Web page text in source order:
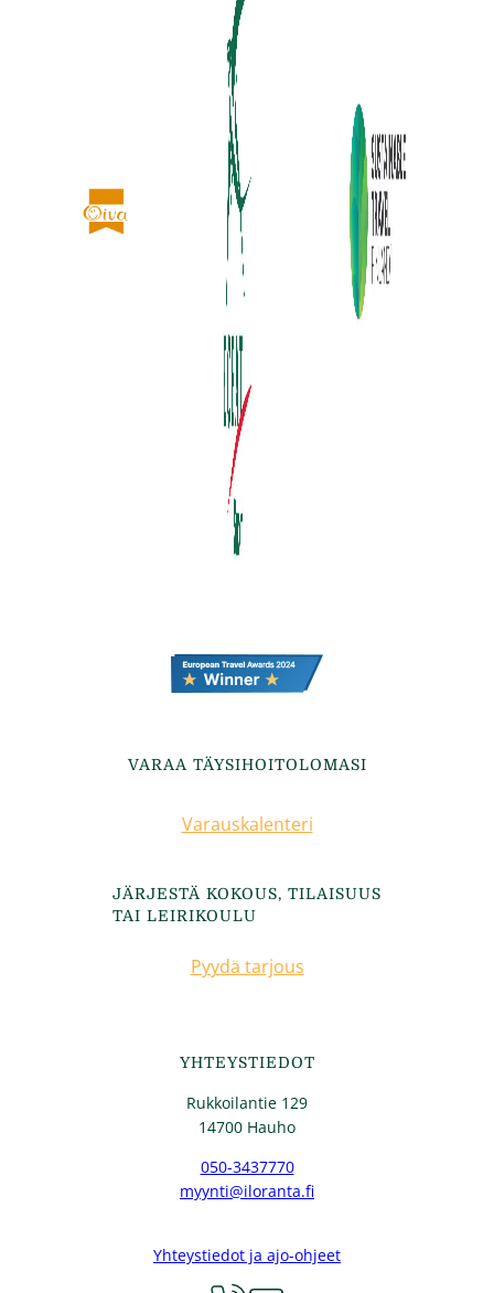
VARAA TÄYSIHOITOLOMASI
Varauskalenteri
JÄRJESTÄ KOKOUS, TILAISUUS
TAI LEIRIKOULU
Pyydä tarjous
YHTEYSTIEDOT
Rukkoilantie 129
14700 Hauho
050-3437770
myynti@iloranta.fi
Yhteystiedot ja ajo-ohjeet